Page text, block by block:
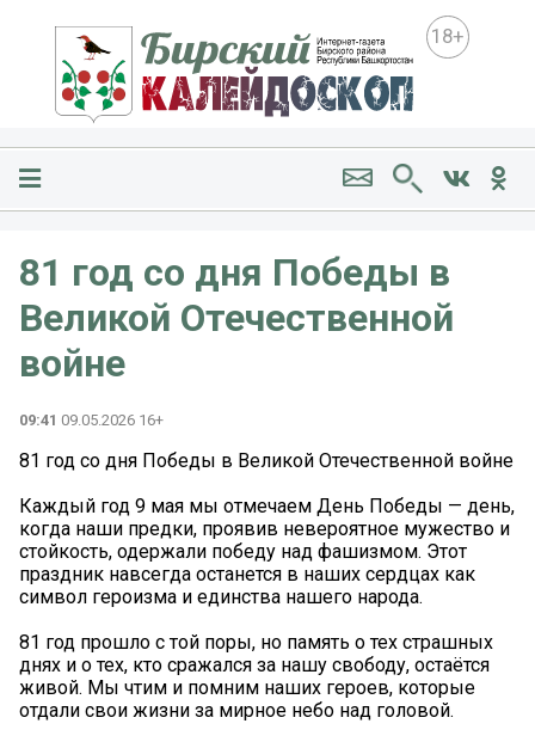
18+
81 год со дня Победы в
Великой Отечественной
войне
09:41 09.05.2026 16+
81 год со дня Победы в Великой Отечественной войне
Каждый год 9 мая мы отмечаем День Победы — день,
когда наши предки, проявив невероятное мужество и
стойкость, одержали победу над фашизмом. Этот
праздник навсегда останется в наших сердцах как
символ героизма и единства нашего народа.
81 год прошло с той поры, но память о тех страшных
днях и о тех, кто сражался за нашу свободу, остаётся
живой. Мы чтим и помним наших героев, которые
отдали свои жизни за мирное небо над головой.